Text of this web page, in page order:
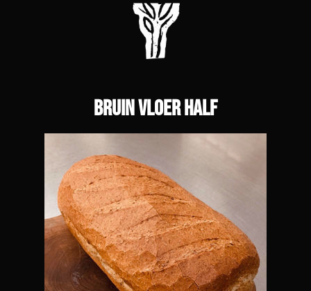
Bruin vloer half